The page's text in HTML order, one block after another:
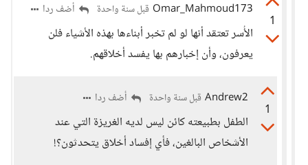
1
Omar_Mahmoud173 قبل سنة واحدة أضف ردا
الأُسر تعتقد أنها لو لم تخبر أبناءها بهذه الأشياء فلن
يعرفون، وأن إخبارهم بها يفسد أخلاقهم.
1
Andrew2 قبل سنة واحدة أضف ردا
الطفل بطبيعته كائن ليس لديه الغريزة التي عند
الأشخاص البالغين، فأي إفساد أخلاق يتحدثون؟!